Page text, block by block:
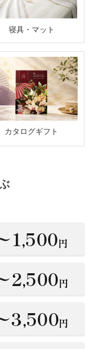
寝具・マット
カタログギフト
1,500円
2,500円
3,500円